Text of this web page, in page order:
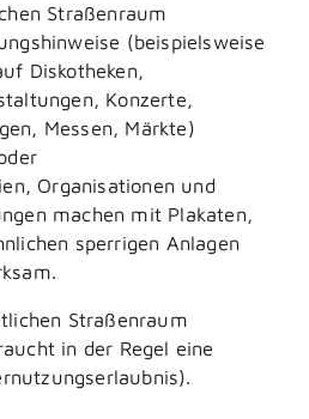
Straßenraum
(beispielsweise
Diskotheken,
Konzerte,
Messen, Märkte)
Organisationen und
machen mit Plakaten,
sperrigen Anlagen
Straßenraum
in der Regel eine